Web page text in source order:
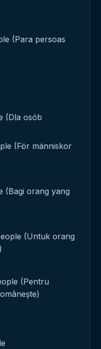
(Para persoas
(Dla osób
(För människor
(Bagi orang yang
(Untuk orang
(Pentru